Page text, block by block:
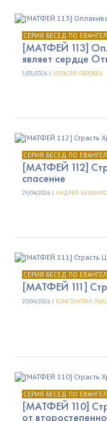
СЕРИЯ БЕСЕД ПО
[МАТФЕЙ 113]
являет сердце
5/05/2026 | АЛЕКСЕЙ ОБРОВЕЦ
СЕРИЯ БЕСЕД ПО
[МАТФЕЙ 112]
спасение
29/04/2026 | АНДРЕЙ
СЕРИЯ БЕСЕД ПО
[МАТФЕЙ 111]
20/04/2026 | КОНСТАНТИН
СЕРИЯ БЕСЕД ПО
[МАТФЕЙ 110]
от